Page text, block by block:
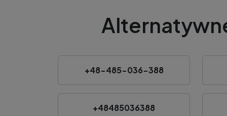
+48-485-036-388
+48485036388